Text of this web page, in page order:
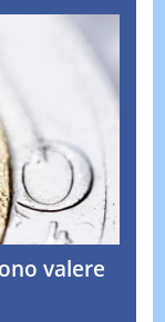
valere